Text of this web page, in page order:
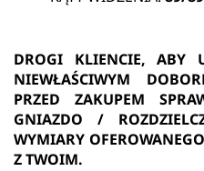
DROGI KLIENCIE, ABY
NIEWŁAŚCIWYM
PRZED ZAKUPEM
GNIAZDO /
WYMIARY
Z TWOIM.